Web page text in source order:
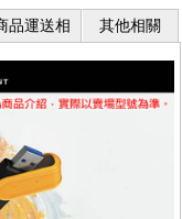
品運送相
關
其他相關